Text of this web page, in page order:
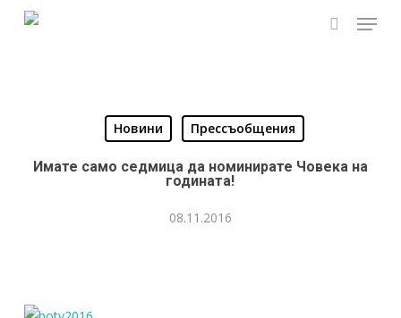
Menu
Новини Прессъобщения
Имате само седмица да номинирате Човека на
годината!
08.11.2016